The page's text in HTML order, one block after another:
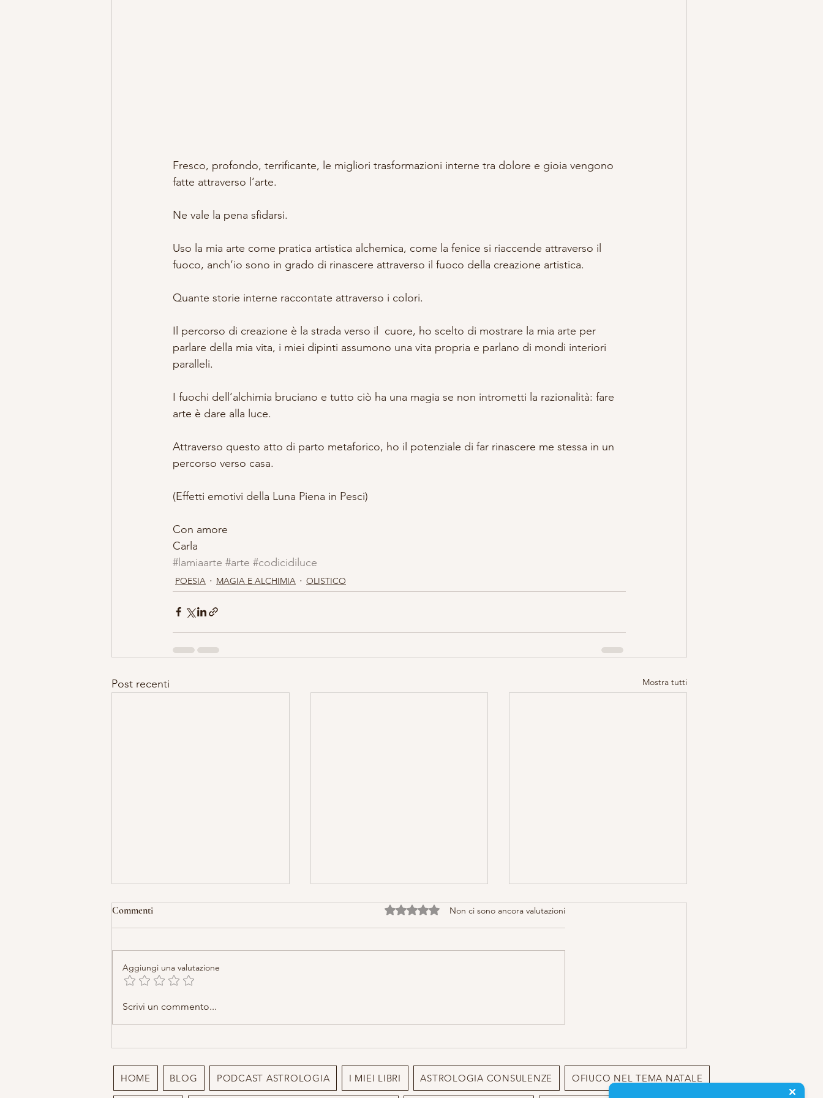
Fresco, profondo, terrificante, le migliori trasformazioni interne tra dolore e gioia vengono
fatte attraverso l’arte.
Ne vale la pena sfidarsi.
Uso la mia arte come pratica artistica alchemica, come la fenice si riaccende attraverso il
fuoco, anch’io sono in grado di rinascere attraverso il fuoco della creazione artistica.
Quante storie interne raccontate attraverso i colori.
Il percorso di creazione è la strada verso il  cuore, ho scelto di mostrare la mia arte per
parlare della mia vita, i miei dipinti assumono una vita propria e parlano di mondi interiori
paralleli.
I fuochi dell’alchimia bruciano e tutto ciò ha una magia se non intrometti la razionalità: fare
arte è dare alla luce.
Attraverso questo atto di parto metaforico, ho il potenziale di far rinascere me stessa in un
percorso verso casa.
(Effetti emotivi della Luna Piena in Pesci)
Con amore
Carla
#lamiaarte #arte #codicidiluce
POESIA MAGIA E ALCHIMIA OLISTICO
Post recenti Mostra tutti
La pianta che le streghe
Commenti Valutazione 0 stelle su 5.Non ci sono ancora valutazioni
Aggiungi una valutazione
Scrivi un commento...
HOME BLOG PODCAST ASTROLOGIA I MIEI LIBRI ASTROLOGIA CONSULENZE OFIUCO NEL TEMA NATALE